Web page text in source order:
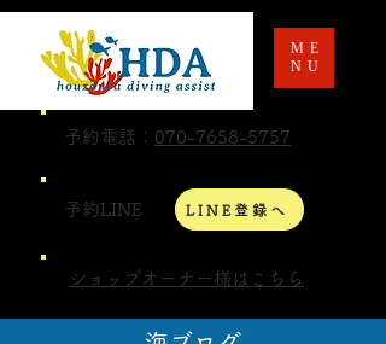
予約電話： 070-7658-5757
予約LINE LINE登録へ
ショップオーナー様はこちら
ME
NU